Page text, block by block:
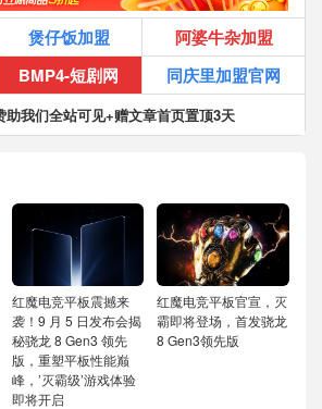
煲仔饭加盟
阿婆牛杂加盟
BMP4-短剧网 同庆里加盟官网
助我们全站可见+赠文章首页置顶3天
红魔电竞平板震撼来
袭！9 月 5 日发布会揭
秘骁龙 8 Gen3 领先
版，重塑平板性能巅
峰，’灭霸级’游戏体验
即将开启
红魔电竞平板官宣，灭
霸即将登场，首发骁龙
8 Gen3领先版